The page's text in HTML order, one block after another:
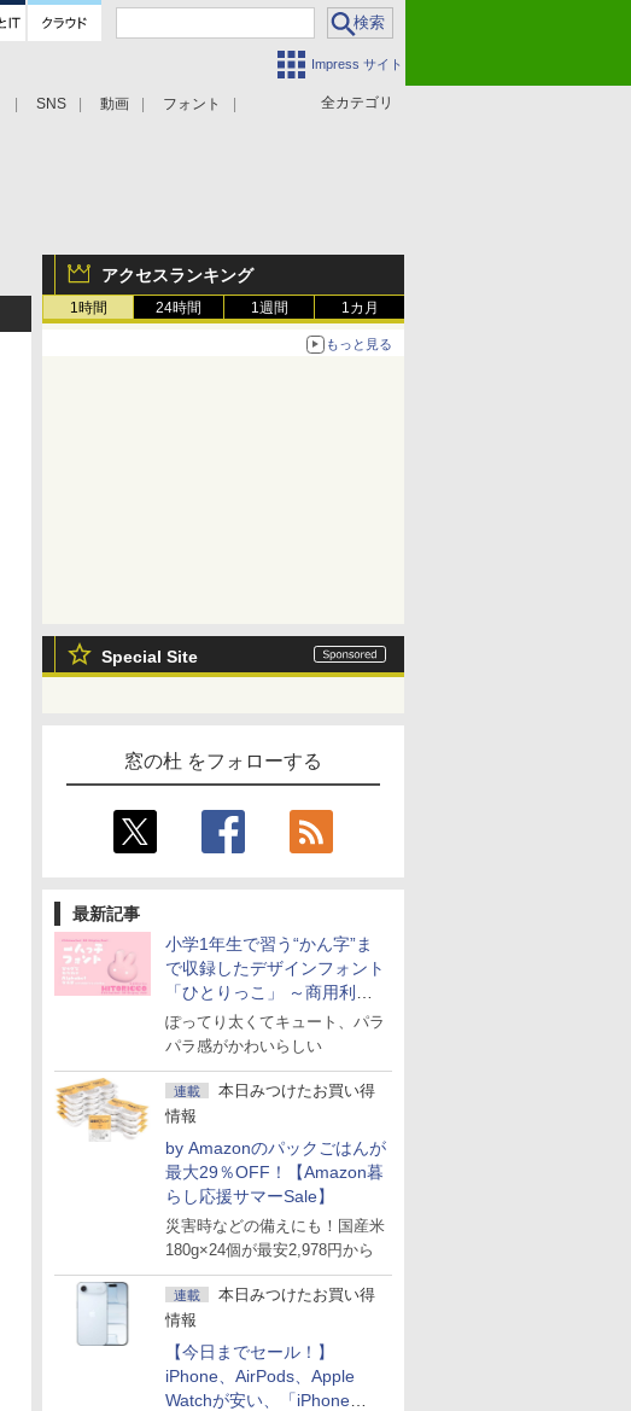
Impress サイト
全カテゴリ
SNS 動画 フォント
アクセスランキング
1時間 24時間 1週間 1カ月
もっと見る
Special Site
窓の杜 をフォローする
最新記事
小学1年生で習う“かん字”ま
で収録したデザインフォント
「ひとりっこ」 ～商用利用
OK
ぽってり太くてキュート、パラ
パラ感がかわいらしい
連載
本日みつけたお買い得
情報
by Amazonのパックごはんが
最大29％OFF！【Amazon暮
らし応援サマーSale】
災害時などの備えにも！国産米
180g×24個が最安2,978円から
連載
本日みつけたお買い得
情報
【今日までセール！】
iPhone、AirPods、Apple
Watchが安い、「iPhone